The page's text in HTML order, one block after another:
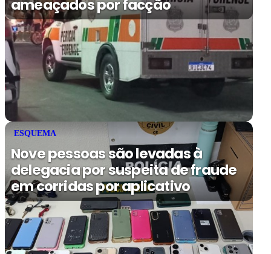
ameaçados por facção
ESQUEMA
Nove pessoas são levadas à
delegacia por suspeita de fraude
em corridas por aplicativo